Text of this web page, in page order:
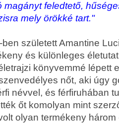
magányt feledtető,
mely örökké tart."
született Amantine
és különleges
könyvemmé lépett
nőt, aki úgy
névvel, és férfiruhában
őt komolyan mint
olyan termékeny